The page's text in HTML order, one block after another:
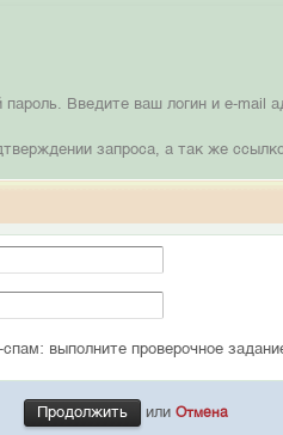
Введите ваш логин и e-mail
запроса, а так же
выполните проверочное
или Отмена